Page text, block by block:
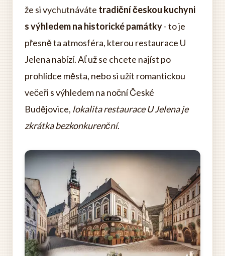
že si vychutnáváte tradiční českou kuchyni
s výhledem na historické památky- to je
přesně ta atmosféra, kterou restaurace U
Jelena nabízí. Ať už se chcete najíst po
prohlídce města, nebo si užít romantickou
večeři s výhledem na noční České
Budějovice, lokalita restaurace U Jelena je
zkrátka bezkonkurenční.